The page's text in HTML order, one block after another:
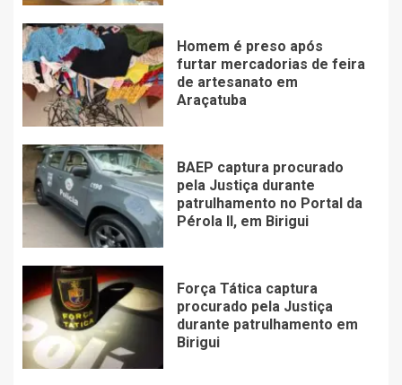
Homem é preso após
furtar mercadorias de feira
de artesanato em
Araçatuba
BAEP captura procurado
pela Justiça durante
patrulhamento no Portal da
Pérola ll, em Birigui
Força Tática captura
procurado pela Justiça
durante patrulhamento em
Birigui